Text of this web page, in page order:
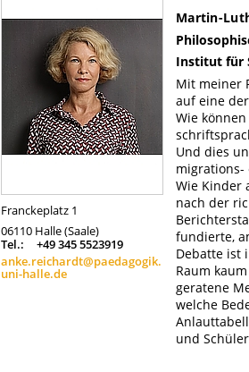
Franckeplatz 1
06110 Halle (Saale)
Tel.:
+49 345 5523919
anke.reichardt@paedagogik.
uni-halle.de
Martin-
Institut für
Mit meiner
auf eine
Wie
Und dies
migrations-
Wie Kinder
nach der
fundierte,
Debatte ist
Raum
geratene
welche
und